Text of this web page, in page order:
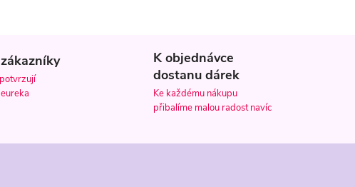
K objednávce
dostanu dárek
Ke každému nákupu
přibalíme malou radost navíc